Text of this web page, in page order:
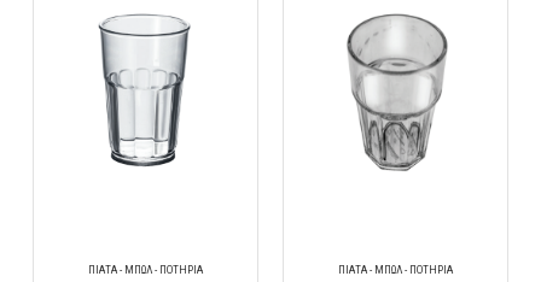
ΠΙΆΤΑ - ΜΠΩΛ - ΠΟΤΉΡΙΑ ΠΙΆΤΑ - ΜΠΩΛ - ΠΟΤΉΡΙΑ